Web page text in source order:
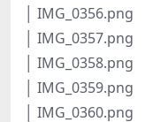
│ IMG_0356.png
│ IMG_0357.png
│ IMG_0358.png
│ IMG_0359.png
│ IMG_0360.png